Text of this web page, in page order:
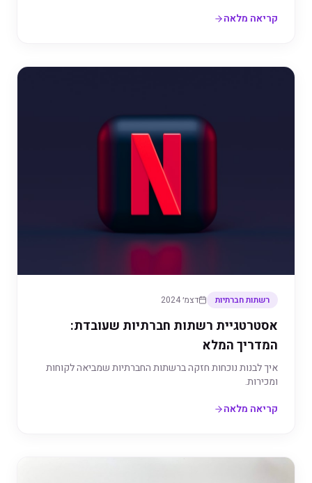
קריאה מלאה
רשתות חברתיות דצמ׳ 2024
אסטרטגיית רשתות חברתיות שעובדת:
המדריך המלא
איך לבנות נוכחות חזקה ברשתות החברתיות שמביאה לקוחות
ומכירות.
קריאה מלאה